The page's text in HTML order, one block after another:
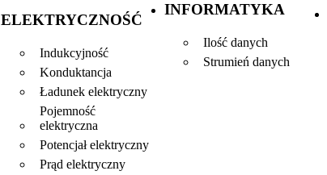
ELEKTRYCZNOŚĆ
Indukcyjność
Konduktancja
Ładunek elektryczny
Pojemność
elektryczna
Potencjał elektryczny
Prąd elektryczny
INFORMATYKA
Ilość danych
Strumień danych